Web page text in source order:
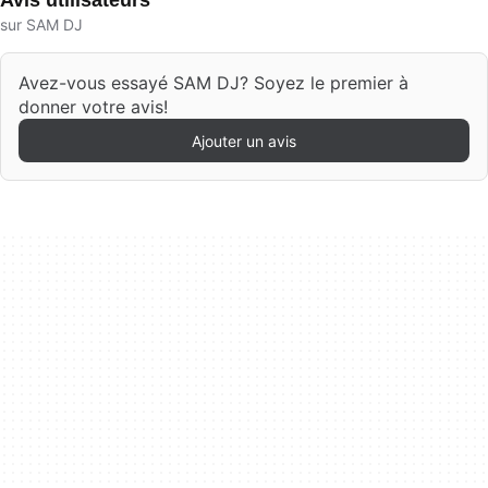
sur SAM DJ
Avez-vous essayé SAM DJ? Soyez le premier à
donner votre avis!
Ajouter un avis